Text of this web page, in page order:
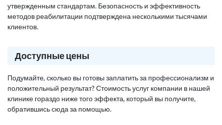
утвержденным стандартам. Безопасность и эффективность
методов реабилитации подтверждена несколькими тысячами
клиентов.
Доступные цены
Подумайте, сколько вы готовы заплатить за профессионализм и
положительный результат? Стоимость услуг компании в нашей
клинике гораздо ниже того эффекта, который вы получите,
обратившись сюда за помощью.